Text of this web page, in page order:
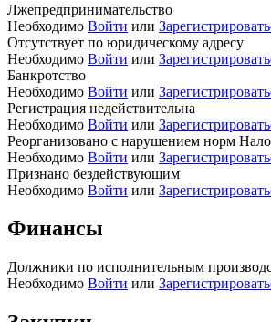
Лжепредпринимательство
Необходимо Войти или
Отсутствует по юридическому адресу
Необходимо Войти или
Банкротство
Необходимо Войти или
Регистрация недействительна
Необходимо Войти или
Реорганизовано с нарушением норм
Необходимо Войти или
Признано бездействующим
Необходимо Войти или
Финансы
Должники по исполнительным
Необходимо Войти или